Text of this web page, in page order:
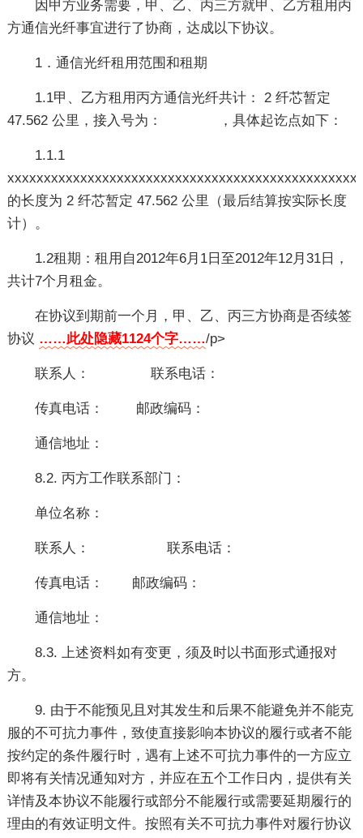
因甲方业务需要，甲、乙、丙三方就甲、乙方租用丙
方通信光纤事宜进行了协商，达成以下协议。
1．通信光纤租用范围和租期
1.1甲、乙方租用丙方通信光纤共计： 2 纤芯暂定
47.562 公里，接入号为： ，具体起讫点如下：
1.1.1
的长度为 2 纤芯暂定 47.562 公里（最后结算按实际长度
计）。
1.2租期：租用自2012年6月1日至2012年12月31日，
共计7个月租金。
在协议到期前一个月，甲、乙、丙三方协商是否续签
协议 ……此处隐藏1124个字……/p>
联系人： 联系电话：
传真电话： 邮政编码：
通信地址：
8.2. 丙方工作联系部门：
单位名称：
联系人： 联系电话：
传真电话： 邮政编码：
通信地址：
8.3. 上述资料如有变更，须及时以书面形式通报对
方。
9. 由于不能预见且对其发生和后果不能避免并不能克
服的不可抗力事件，致使直接影响本协议的履行或者不能
按约定的条件履行时，遇有上述不可抗力事件的一方应立
即将有关情况通知对方，并应在五个工作日内，提供有关
详情及本协议不能履行或部分不能履行或需要延期履行的
理由的有效证明文件。按照有关不可抗力事件对履行协议